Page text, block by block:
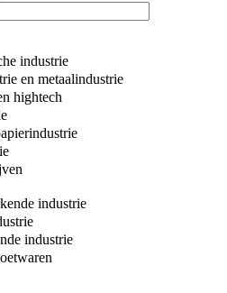
industrie
en metaalindustrie
hightech
industrie
industrie